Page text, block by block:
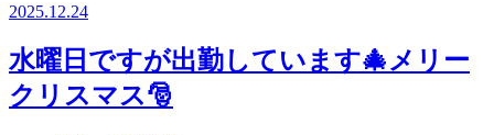
2025.12.24
水曜日ですが出勤しています🎄メリー
クリスマス🎅